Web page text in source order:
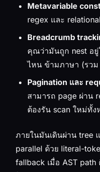
Metavariable
regex และ
Breadcrumb
คุณว่ามันถูก nest อ
ไหน ข้ามภาษา (รวม
Pagination และ
สามารถ page ผ่าน
ต้องรัน scan ใหม่ทั้ง
ภายในมันเดินผ่าน tree
parallel ด้วย literal-
fallback เมื่อ AST